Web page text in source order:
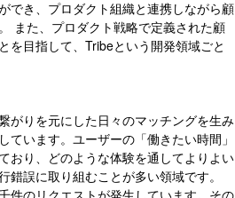
でき、プロダクト組織と連携しながら顧
また、プロダクト戦略で定義された顧
を目指して、Tribeという開発領域ごと
がりを元にした日々のマッチングを生み
います。ユーザーの「働きたい時間」
おり、どのような体験を通してよりよい
誤に取り組むことが多い領域です。
件のリクエストが発生しています。その